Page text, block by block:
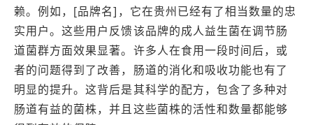
赖。例如，[品牌名]，它在贵州已经有了相当数量的忠
实用户。这些用户反馈该品牌的成人益生菌在调节肠
道菌群方面效果显著。许多人在食用一段时间后，或
者的问题得到了改善，肠道的消化和吸收功能也有了
明显的提升。这背后是其科学的配方，包含了多种对
肠道有益的菌株，并且这些菌株的活性和数量都能够